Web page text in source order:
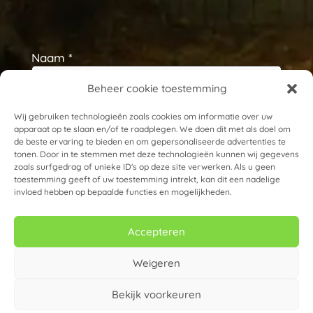
Beheer cookie toestemming
Wij gebruiken technologieën zoals cookies om informatie over uw
apparaat op te slaan en/of te raadplegen. We doen dit met als doel om
de beste ervaring te bieden en om gepersonaliseerde advertenties te
tonen. Door in te stemmen met deze technologieën kunnen wij gegevens
zoals surfgedrag of unieke ID's op deze site verwerken. Als u geen
toestemming geeft of uw toestemming intrekt, kan dit een nadelige
invloed hebben op bepaalde functies en mogelijkheden.
Accepteren
Weigeren
Bekijk voorkeuren
Naam *